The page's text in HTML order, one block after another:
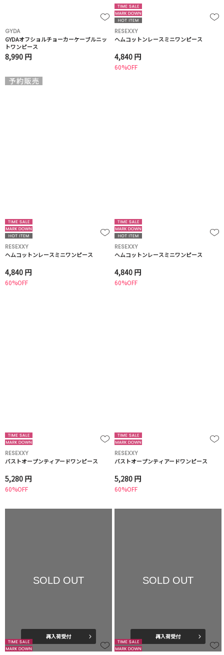
GYDA
GYDAオフショルチョーカーケーブルニッ
トワンピース
8,990 円
RESEXXY
ヘムコットンレースミニワンピース
4,840 円
60%OFF
RESEXXY
ヘムコットンレースミニワンピース
4,840 円
60%OFF
RESEXXY
ヘムコットンレースミニワンピース
4,840 円
60%OFF
RESEXXY
バストオープンティアードワンピース
5,280 円
60%OFF
RESEXXY
バストオープンティアードワンピース
5,280 円
60%OFF
SOLD OUT
再入荷受付
SOLD OUT
再入荷受付